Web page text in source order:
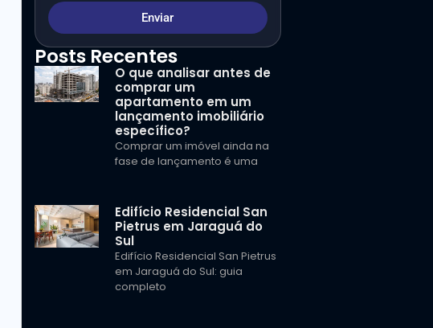
Enviar
Posts Recentes
O que analisar antes de
comprar um
apartamento em um
lançamento imobiliário
específico?
Comprar um imóvel ainda na
fase de lançamento é uma
Edifício Residencial San
Pietrus em Jaraguá do
Sul
Edifício Residencial San Pietrus
em Jaraguá do Sul: guia
completo